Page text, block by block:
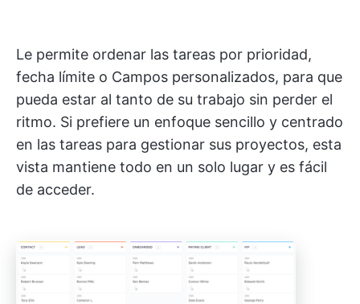
Le permite ordenar las tareas por prioridad,
fecha límite o Campos personalizados, para que
pueda estar al tanto de su trabajo sin perder el
ritmo. Si prefiere un enfoque sencillo y centrado
en las tareas para gestionar sus proyectos, esta
vista mantiene todo en un solo lugar y es fácil
de acceder.